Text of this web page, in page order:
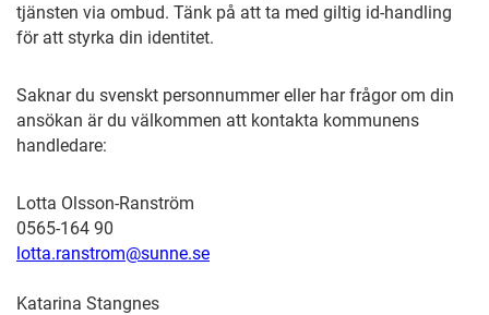
tjänsten via ombud. Tänk på att ta med giltig id-handling
för att styrka din identitet.
Saknar du svenskt personnummer eller har frågor om din
ansökan är du välkommen att kontakta kommunens
handledare:
Lotta Olsson-Ranström
0565-164 90
lotta.ranstrom@sunne.se
Katarina Stangnes